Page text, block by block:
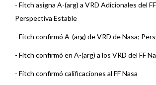
- Fitch asigna A-(arg) a VRD Adicionales del
Perspectiva Estable
- Fitch confirmó A-(arg) de VRD de Nasa;
- Fitch confirmó en A-(arg) a los VRD del FF
- Fitch confirmó calificaciones al FF Nasa